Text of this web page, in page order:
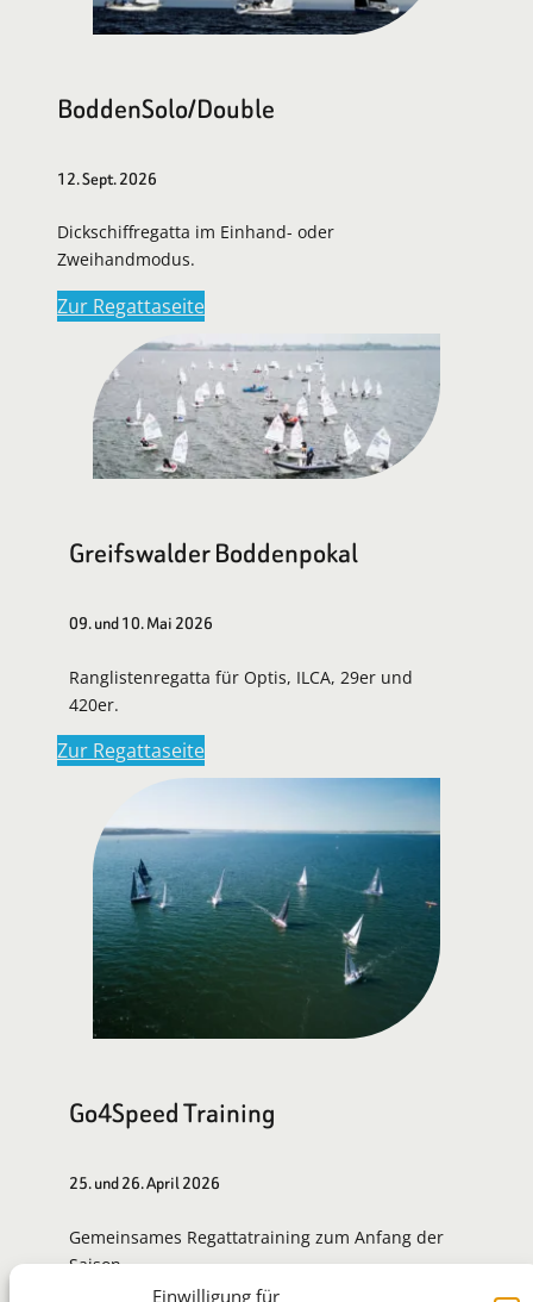
Einwilligung für
BoddenSolo/Double
12. Sept. 2026
Dickschiffregatta im Einhand- oder
Zweihandmodus.
Zur Regattaseite
Greifswalder Boddenpokal
09. und 10. Mai 2026
Ranglistenregatta für Optis, ILCA, 29er und
420er.
Zur Regattaseite
Go4Speed Training
25. und 26. April 2026
Gemeinsames Regattatraining zum Anfang der
Saison.